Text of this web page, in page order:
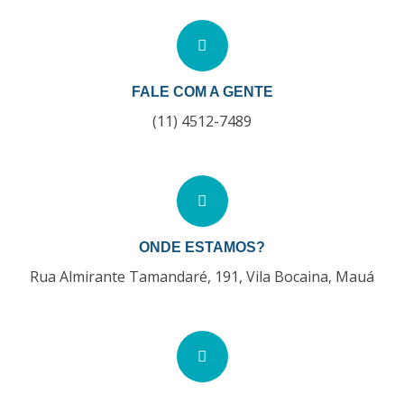
FALE COM A GENTE
(11) 4512-7489
ONDE ESTAMOS?
Rua Almirante Tamandaré, 191, Vila Bocaina, Mauá